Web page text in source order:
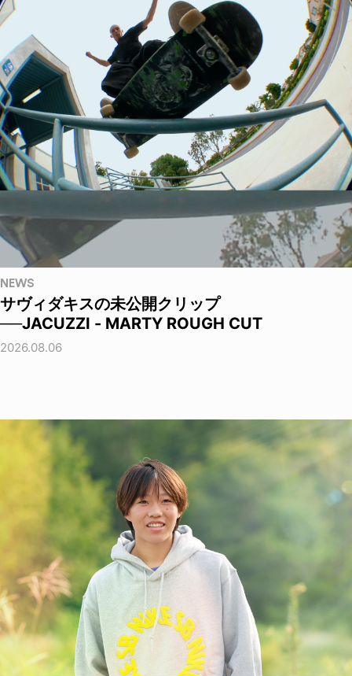
NEWS
サヴィダキスの未公開クリップ
──JACUZZI - MARTY ROUGH CUT
2026.08.06